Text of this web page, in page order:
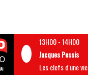
13H00-14H00
Jacques Pessis
Les clefs d'une vie